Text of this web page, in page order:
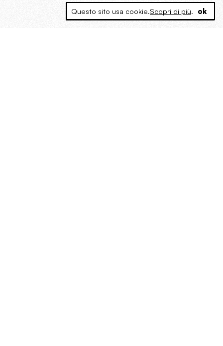
Questo sito usa cookie.Scopri di più. ok